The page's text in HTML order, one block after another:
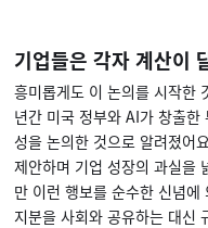
기업들은 각자 계산이
흥미롭게도 이 논의를 시작한
년간 미국 정부와 AI가 창출한
성을 논의한 것으로 알려졌어
제안하며 기업 성장의 과실을
만 이런 행보를 순수한 신념
지분을 사회와 공유하는 대신